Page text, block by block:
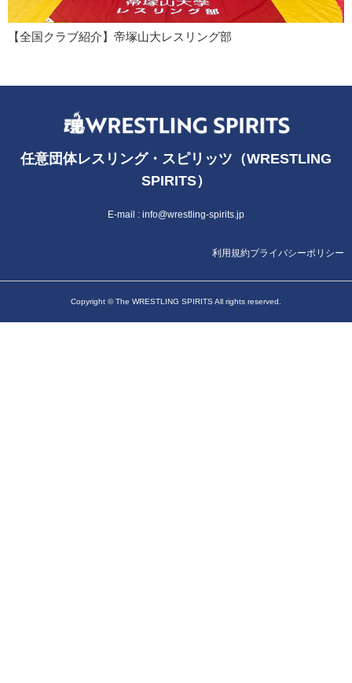
【全国クラブ紹介】帝塚山大レスリング部
任意団体レスリング・スピリッツ（WRESTLING
SPIRITS）
E-mail : info@wrestling-spirits.jp
利用規約プライバシーポリシー
Copyright © The WRESTLING SPIRITS All rights reserved.